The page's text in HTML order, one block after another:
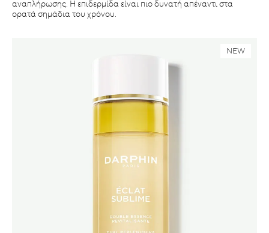
αναπλήρωσης. Η επιδερμίδα είναι πιο δυνατή απέναντι στα
ορατά σημάδια του χρόνου.
NEW